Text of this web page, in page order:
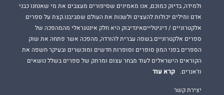
ולמידה, בדיוק כמוכם, אנו מאמינים שסיפורים מעצבים את מי שאנחנו כבני
אדם ומילים יכולות להעצים ולשנות את העולם שסביבנו.קצת על ספרים
אלקטרוניים / דיגיטלייםאינדיבוק היא חלק אינטגראלי מהמהפכה של
ספרים אלקטרוניים בשפה עברית להורדה, מהפכה אשר פתחה את שוק
הספרים בפני המון סופרים וסופרות חדשים ומוכשרים ובעיקר חשפה את
הקוראים הישראלים לעוד מבחר עצום ומרתק של ספרים בשלל נושאים
וז'אנרים.
קרא עוד
יצירת קשר